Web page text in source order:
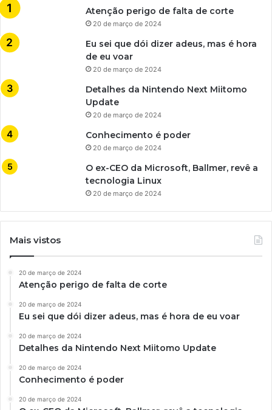
Atenção perigo de falta de corte
20 de março de 2024
Eu sei que dói dizer adeus, mas é hora
de eu voar
20 de março de 2024
Detalhes da Nintendo Next Miitomo
Update
20 de março de 2024
Conhecimento é poder
20 de março de 2024
O ex-CEO da Microsoft, Ballmer, revê a
tecnologia Linux
20 de março de 2024
Mais vistos
20 de março de 2024
Atenção perigo de falta de corte
20 de março de 2024
Eu sei que dói dizer adeus, mas é hora de eu voar
20 de março de 2024
Detalhes da Nintendo Next Miitomo Update
20 de março de 2024
Conhecimento é poder
20 de março de 2024